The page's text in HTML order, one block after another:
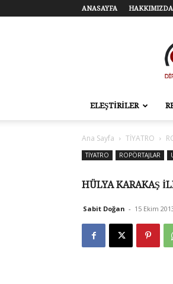
ANASAYFA HAKKIMIZDA
ELEŞTİRİLER
Ana Sayfa TİYATRO
TİYATRO ROPÖRTAJLAR
HÜLYA KARAKAŞ
Sabit Doğan - 15 Ekim